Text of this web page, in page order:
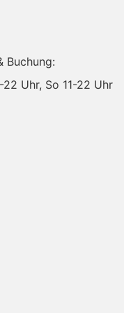
Buchung:
22 Uhr, So 11-22 Uhr